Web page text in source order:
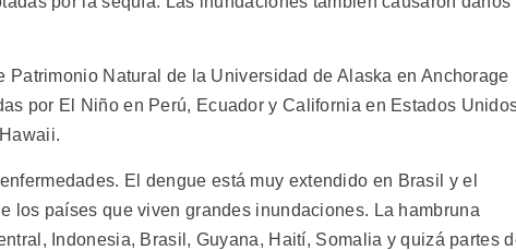
Patrimonio Natural de la Universidad de Alaska en Anchorage
por El Niño en Perú, Ecuador y California en Estados
El dengue está muy extendido en Brasil y el
los países que viven grandes inundaciones. La hambruna
Indonesia, Brasil, Guyana, Haití, Somalia y quizá partes